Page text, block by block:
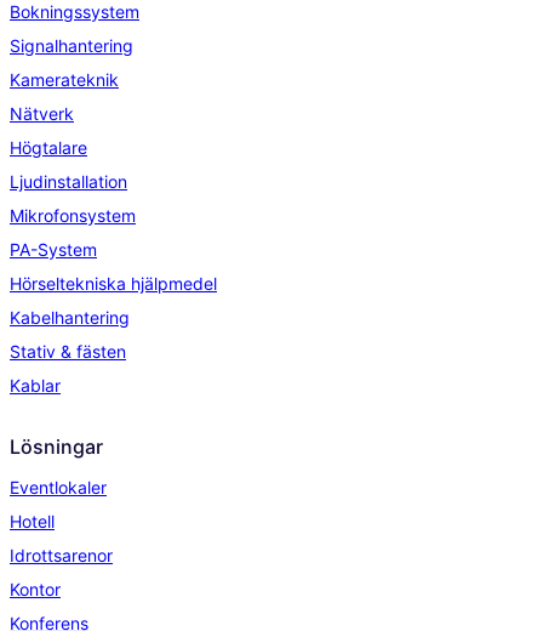
Bokningssystem
Signalhantering
Kamerateknik
Nätverk
Högtalare
Ljudinstallation
Mikrofonsystem
PA-System
Hörseltekniska hjälpmedel
Kabelhantering
Stativ & fästen
Kablar
Lösningar
Eventlokaler
Hotell
Idrottsarenor
Kontor
Konferens